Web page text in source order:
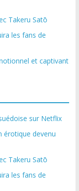
Takeru Satō
les fans de
et captivant
sur Netflix
érotique devenu
Takeru Satō
les fans de